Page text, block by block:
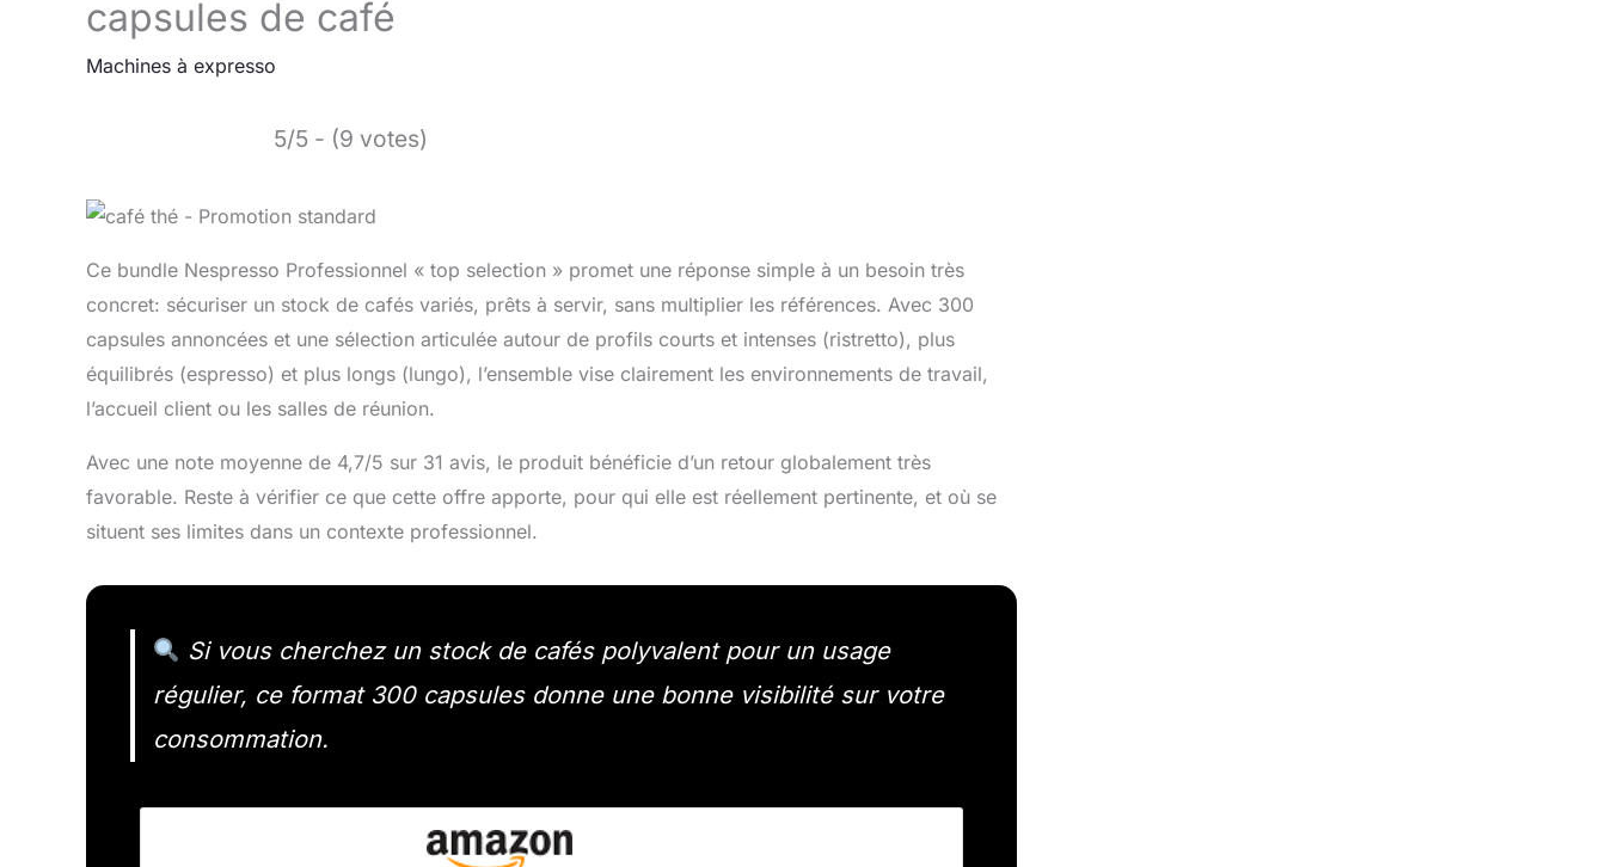
capsules de café
Machines à expresso
5/5 - (9 votes)
Ce bundle Nespresso Professionnel « top selection » promet une réponse simple à un besoin très
concret: sécuriser un stock de cafés variés, prêts à servir, sans multiplier les références. Avec 300
capsules annoncées et une sélection articulée autour de profils courts et intenses (ristretto), plus
équilibrés (espresso) et plus longs (lungo), l’ensemble vise clairement les environnements de travail,
l’accueil client ou les salles de réunion.
Avec une note moyenne de 4,7/5 sur 31 avis, le produit bénéficie d’un retour globalement très
favorable. Reste à vérifier ce que cette offre apporte, pour qui elle est réellement pertinente, et où se
situent ses limites dans un contexte professionnel.
Si vous cherchez un stock de cafés polyvalent pour un usage
régulier, ce format 300 capsules donne une bonne visibilité sur votre
consommation.